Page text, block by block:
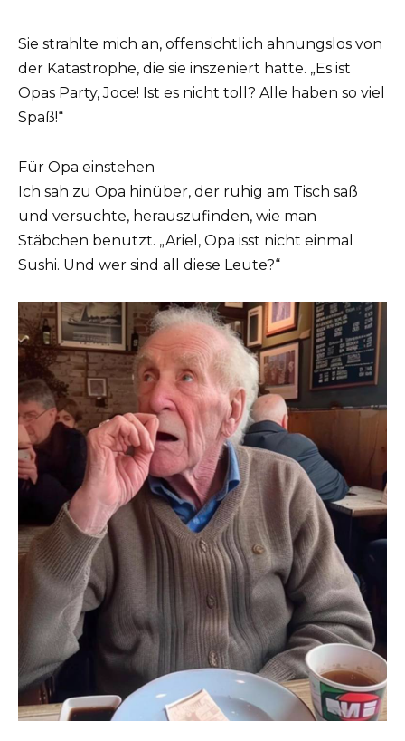
Sie strahlte mich an, offensichtlich ahnungslos von
der Katastrophe, die sie inszeniert hatte. „Es ist
Opas Party, Joce! Ist es nicht toll? Alle haben so viel
Spaß!“
Für Opa einstehen
Ich sah zu Opa hinüber, der ruhig am Tisch saß
und versuchte, herauszufinden, wie man
Stäbchen benutzt. „Ariel, Opa isst nicht einmal
Sushi. Und wer sind all diese Leute?“